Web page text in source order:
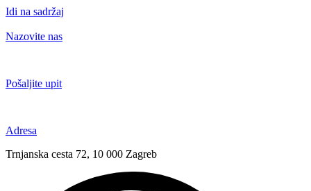
Idi na sadržaj
Nazovite nas
Pošaljite upit
Adresa
Trnjanska cesta 72, 10 000 Zagreb